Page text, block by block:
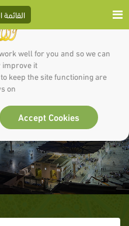
well for you and so we can
it.
keep the site functioning are
on
Accept Cookies
القائمة
والأرض